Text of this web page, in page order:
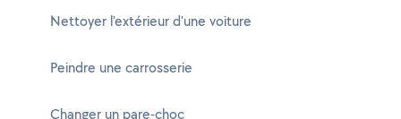
Nettoyer l'extérieur d'une voiture
Peindre une carrosserie
Changer un pare-choc